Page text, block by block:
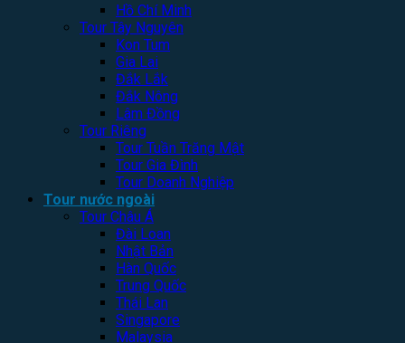
Hồ Chí Minh
Tour Tây Nguyên
Kon Tum
Gia Lai
Đắk Lắk
Đắk Nông
Lâm Đồng
Tour Riêng
Tour Tuần Trăng Mật
Tour Gia Đình
Tour Doanh Nghiệp
Tour nước ngoài
Tour Châu Á
Đài Loan
Nhật Bản
Hàn Quốc
Trung Quốc
Thái Lan
Singapore
Malaysia